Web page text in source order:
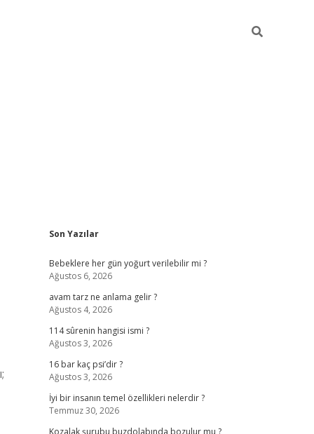
Sidebar
Son Yazılar
Bebeklere her gün yoğurt verilebilir mi ?
Ağustos 6, 2026
avam tarz ne anlama gelir ?
Ağustos 4, 2026
114 sûrenin hangisi ismi ?
Ağustos 3, 2026
16 bar kaç psi’dir ?
Ağustos 3, 2026
İyi bir insanın temel özellikleri nelerdir ?
Temmuz 30, 2026
Kozalak şurubu buzdolabında bozulur mu ?